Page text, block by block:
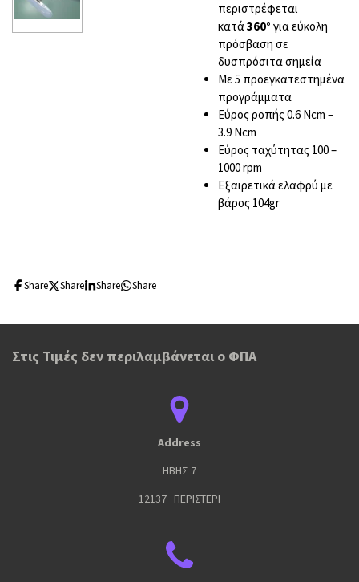
περιστρέφεται
κατά360° για εύκολη
πρόσβαση σε
δυσπρόσιτα σημεία
Με 5 προεγκατεστημένα
προγράμματα
Εύρος ροπής 0.6 Ncm –
3.9 Ncm
Εύρος ταχύτητας 100 –
1000 rpm
Εξαιρετικά ελαφρύ με
βάρος 104gr
Share Share Share Share
Στις Τιμές δεν περιλαμβάνεται ο ΦΠΑ
Address
ΗΒΗΣ 7
12137 ΠΕΡΙΣΤΕΡΙ